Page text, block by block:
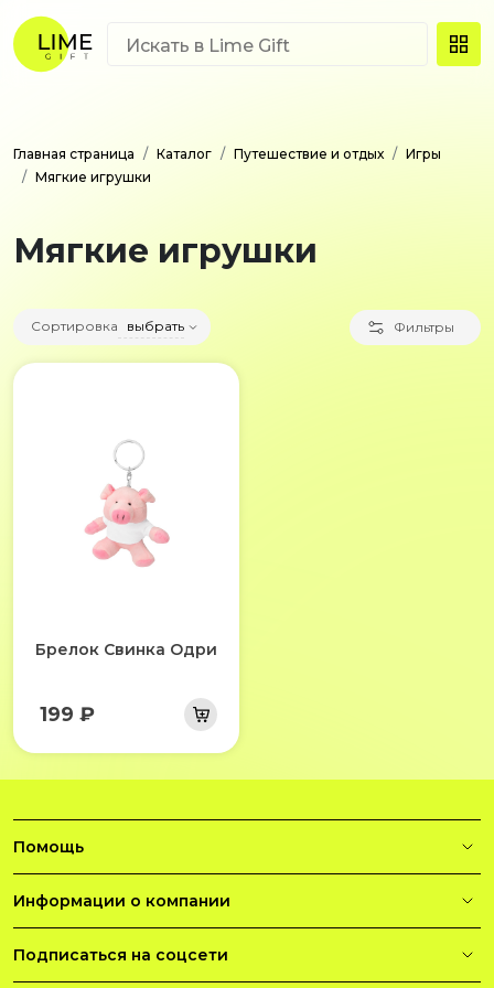
Главная страница Каталог Путешествие и отдых
Игры
Мягкие игрушки
Мягкие игрушки
Сортировка выбрать Фильтры
Брелок Свинка Одри
199 ₽
Помощь
Информации о компании
Подписаться на соцсети